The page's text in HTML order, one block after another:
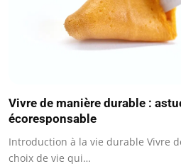
Vivre de manière durable :
écoresponsable
Introduction à la vie durable Vivre
choix de vie qui…